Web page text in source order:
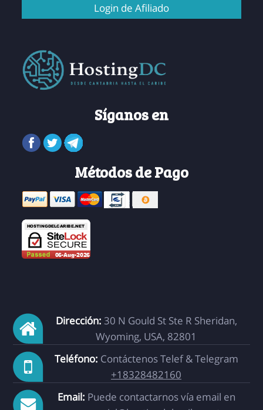
Login de Afiliado
Síganos en
Métodos de Pago
Dirección: 30 N Gould St Ste R Sheridan,
Wyoming, USA, 82801
Teléfono: Contáctenos Telef & Telegram
+18328482160
Email: Puede contactarnos vía email en